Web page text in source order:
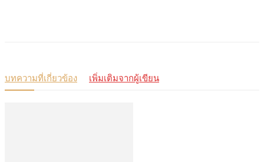
บทความที่เกี่ยวข้อง เพิ่มเติมจากผู้เขียน